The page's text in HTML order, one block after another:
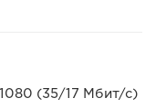
(35/17 Мбит/с)